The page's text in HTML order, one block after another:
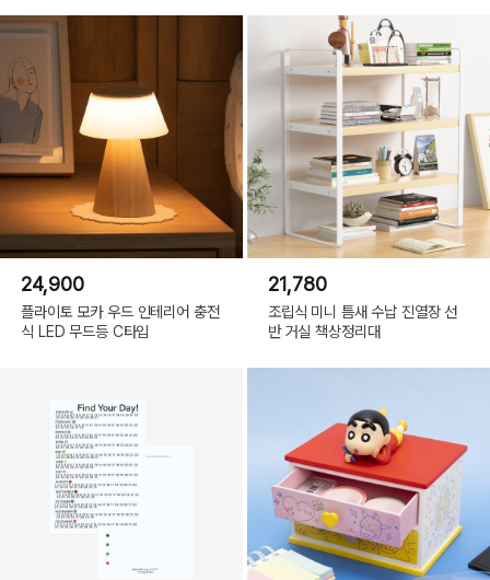
24,900
플라이토 모카 우드 인테리어 충전
식 LED 무드등 C타입
21,780
조립식 미니 틈새 수납 진열장 선
반 거실 책상정리대